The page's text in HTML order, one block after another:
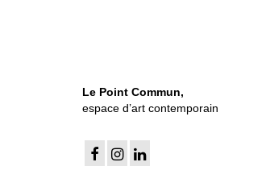
Le Point Commun,
espace d’art contemporain